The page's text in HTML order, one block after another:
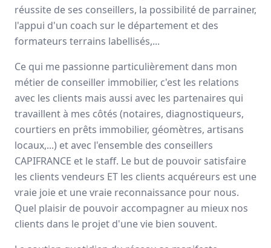
réussite de ses conseillers, la possibilité de parrainer,
l'appui d'un coach sur le département et des
formateurs terrains labellisés,...
Ce qui me passionne particulièrement dans mon
métier de conseiller immobilier, c'est les relations
avec les clients mais aussi avec les partenaires qui
travaillent à mes côtés (notaires, diagnostiqueurs,
courtiers en prêts immobilier, géomètres, artisans
locaux,...) et avec l'ensemble des conseillers
CAPIFRANCE et le staff. Le but de pouvoir satisfaire
les clients vendeurs ET les clients acquéreurs est une
vraie joie et une vraie reconnaissance pour nous.
Quel plaisir de pouvoir accompagner au mieux nos
clients dans le projet d'une vie bien souvent.
3000 mandataires
Avis et témoignages de mandataires
Capifrance
Ils recommandent Capifrance
MaguyMORIN
Conseiller immobilier-ELBEUF EN BRAY
Ce qui me passionne
particulièrement dans mon métier
de conseiller immobilier, c'est la diversité du ...
Indépendance
Outils performants
Accompagnement